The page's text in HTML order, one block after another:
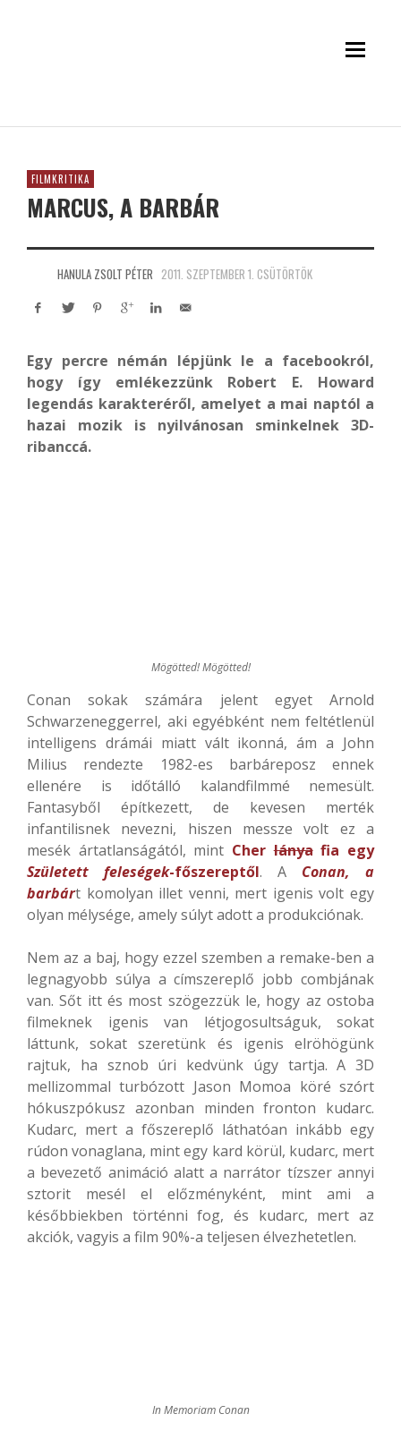
FILMKRITIKA
MARCUS, A BARBÁR
HANULA ZSOLT PÉTER 2011. SZEPTEMBER 1. CSÜTÖRTÖK
Egy percre némán lépjünk le a facebookról,
hogy így emlékezzünk Robert E. Howard
legendás karakteréről, amelyet a mai naptól a
hazai mozik is nyilvánosan sminkelnek 3D-
ribanccá.
Mögötted! Mögötted!
Conan sokak számára jelent egyet Arnold
Schwarzeneggerrel, aki egyébként nem feltétlenül
intelligens drámái miatt vált ikonná, ám a John
Milius rendezte 1982-es barbáreposz ennek
ellenére is időtálló kalandfilmmé nemesült.
Fantasyből építkezett, de kevesen merték
infantilisnek nevezni, hiszen messze volt ez a
mesék ártatlanságától, mint Cherlányafia egy
Született feleségek-főszereptől. A Conan, a
barbárt komolyan illet venni, mert igenis volt egy
olyan mélysége, amely súlyt adott a produkciónak.
Nem az a baj, hogy ezzel szemben a remake-ben a
legnagyobb súlya a címszereplő jobb combjának
van. Sőt itt és most szögezzük le, hogy az ostoba
filmeknek igenis van létjogosultságuk, sokat
láttunk, sokat szeretünk és igenis elröhögünk
rajtuk, ha sznob úri kedvünk úgy tartja. A 3D
mellizommal turbózott Jason Momoa köré szórt
hókuszpókusz azonban minden fronton kudarc.
Kudarc, mert a főszereplő láthatóan inkább egy
rúdon vonaglana, mint egy kard körül, kudarc, mert
a bevezető animáció alatt a narrátor tízszer annyi
sztorit mesél el előzményként, mint ami a
későbbiekben történni fog, és kudarc, mert az
akciók, vagyis a film 90%-a teljesen élvezhetetlen.
In Memoriam Conan